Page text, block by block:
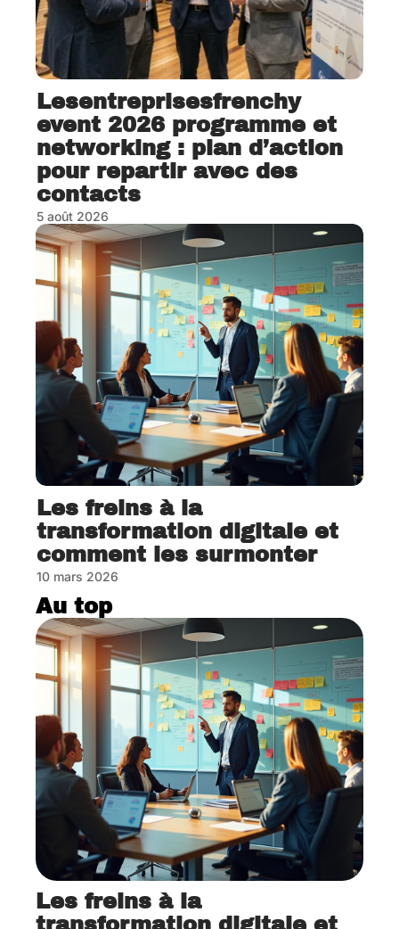
Lesentreprisesfrenchy
event 2026 programme et
networking : plan d’action
pour repartir avec des
contacts
5 août 2026
Les freins à la
transformation digitale et
comment les surmonter
10 mars 2026
Au top
Les freins à la
transformation digitale et